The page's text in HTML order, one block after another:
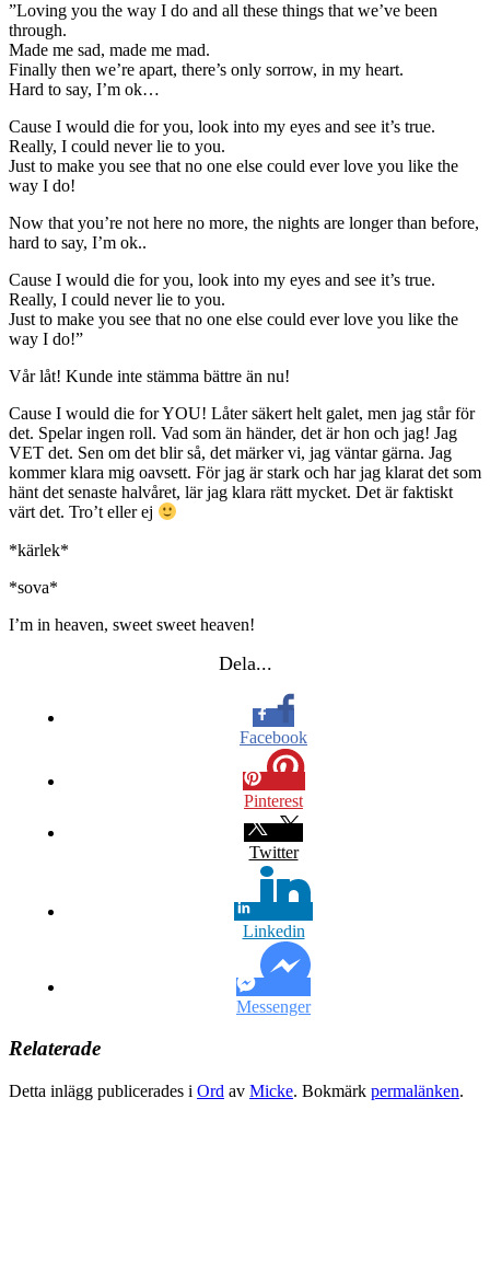
”Loving you the way I do and all these things that we’ve been
through.
Made me sad, made me mad.
Finally then we’re apart, there’s only sorrow, in my heart.
Hard to say, I’m ok…
Cause I would die for you, look into my eyes and see it’s true.
Really, I could never lie to you.
Just to make you see that no one else could ever love you like the
way I do!
Now that you’re not here no more, the nights are longer than before,
hard to say, I’m ok..
Cause I would die for you, look into my eyes and see it’s true.
Really, I could never lie to you.
Just to make you see that no one else could ever love you like the
way I do!”
Vår låt! Kunde inte stämma bättre än nu!
Cause I would die for YOU! Låter säkert helt galet, men jag står för
det. Spelar ingen roll. Vad som än händer, det är hon och jag! Jag
VET det. Sen om det blir så, det märker vi, jag väntar gärna. Jag
kommer klara mig oavsett. För jag är stark och har jag klarat det som
hänt det senaste halvåret, lär jag klara rätt mycket. Det är faktiskt
värt det. Tro’t eller ej
*kärlek*
*sova*
I’m in heaven, sweet sweet heaven!
Dela...
Facebook
Pinterest
Twitter
Linkedin
Messenger
Relaterade
Detta inlägg publicerades i Ord av Micke. Bokmärk permalänken.